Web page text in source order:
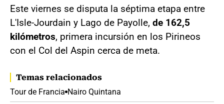
Este viernes se disputa la séptima etapa entre
L'Isle-Jourdain y Lago de Payolle, de 162,5
kilómetros, primera incursión en los Pirineos
con el Col del Aspin cerca de meta.
Temas relacionados
Tour de Francia Nairo Quintana